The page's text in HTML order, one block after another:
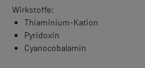
Wirkstoffe:
Thiaminium-Kation
Pyridoxin
Cyanocobalamin